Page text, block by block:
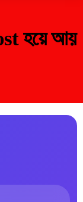
হয়ে আয়